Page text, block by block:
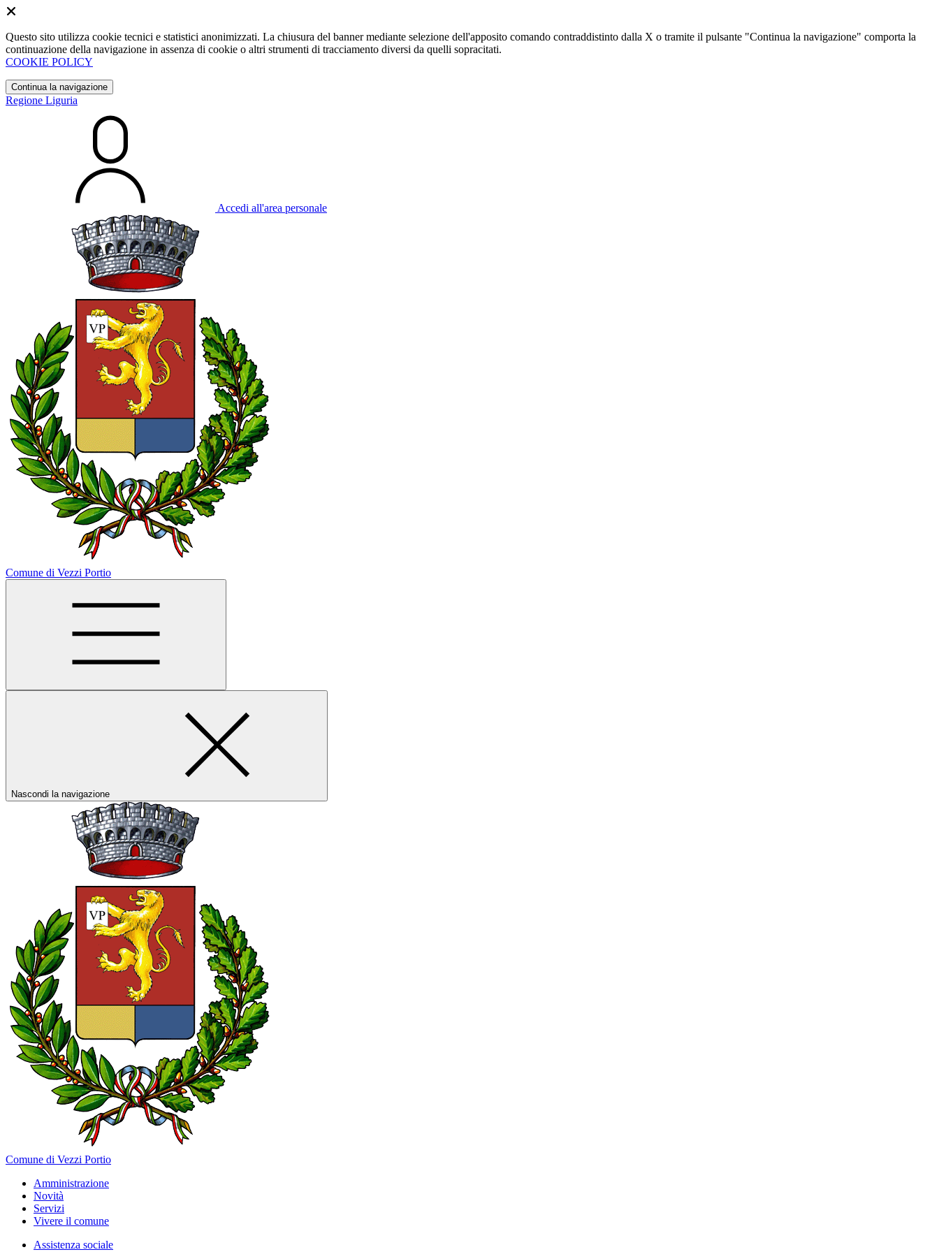
Questo sito utilizza cookie tecnici e statistici anonimizzati. La chiusura del banner mediante selezione dell'apposito comando contraddistinto dalla X o tramite il pulsante "Continua la navigazione" comporta la
continuazione della navigazione in assenza di cookie o altri strumenti di tracciamento diversi da quelli sopracitati.
COOKIE POLICY
Continua la navigazione
Regione Liguria
Accedi all'area personale
Comune di Vezzi Portio
Nascondi la navigazione
Comune di Vezzi Portio
Amministrazione
Novità
Servizi
Vivere il comune
Assistenza sociale